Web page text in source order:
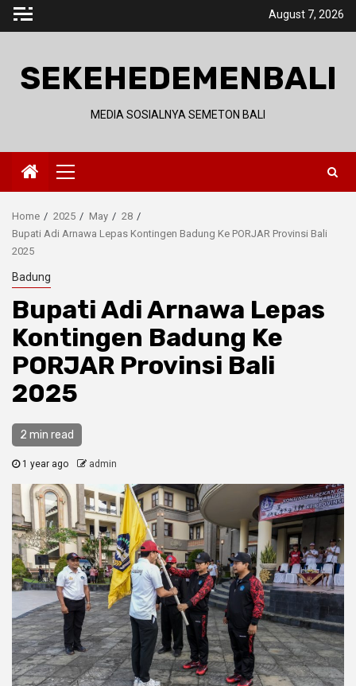
Skip
August 7, 2026
SEKEHEDEMENBALI
MEDIA SOSIALNYA SEMETON BALI
Primary
Menu
Home 2025 May
28
Bupati Adi Arnawa Lepas Kontingen Badung Ke PORJAR Provinsi Bali
2025
Badung
Bupati Adi Arnawa Lepas
Kontingen Badung Ke
PORJAR Provinsi Bali
2025
2 min read
1 year ago admin